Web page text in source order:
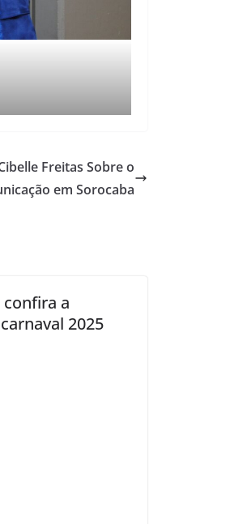
Freitas Sobre o
em Sorocaba
confira a
2025